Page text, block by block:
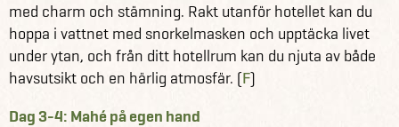
med charm och stämning. Rakt utanför hotellet kan du
hoppa i vattnet med snorkelmasken och upptäcka livet
under ytan, och från ditt hotellrum kan du njuta av både
havsutsikt och en härlig atmosfär. (F)
Dag 3-4: Mahé på egen hand